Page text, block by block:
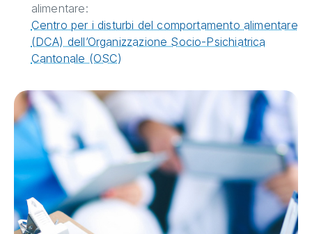
alimentare:
Centro per i disturbi del comportamento alimentare
(DCA) dell’Organizzazione Socio-Psichiatrica
Cantonale (OSC)